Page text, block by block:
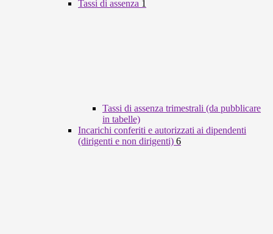
Tassi di assenza 1
Tassi di assenza trimestrali (da pubblicare
in tabelle)
Incarichi conferiti e autorizzati ai dipendenti
(dirigenti e non dirigenti) 6